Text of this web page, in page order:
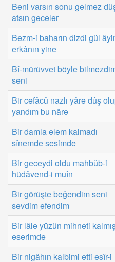
Beni varsın sonu gelmez
atsın geceler
Bezm-i baharın dizdi gül
erkânın yine
Bî-mürüvvet böyle
seni
Bir cefâcû nazlı yâre dûş
yandım bu nâre
Bir damla elem kalmadı
sînemde sesimde
Bir geceydi oldu mahbûb-i
hüdâvend-i muîn
Bir görüşte beğendim seni
sevdim efendim
Bir lâle yüzün mihneti
eserimde
Bir nigâhın kalbimi etti esîr-i